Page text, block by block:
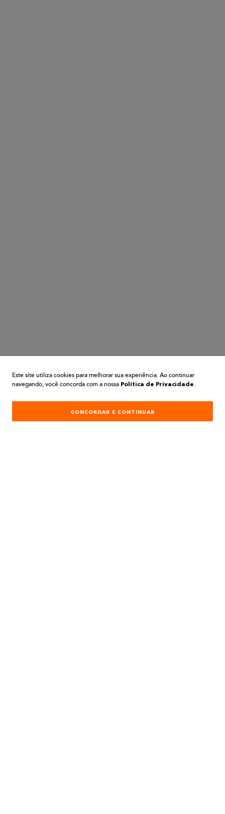
Este site utiliza cookies para melhorar sua experiência. Ao continuar
navegando, você concorda com a nossa Política de Privacidade.
CONCORDAR E CONTINUAR